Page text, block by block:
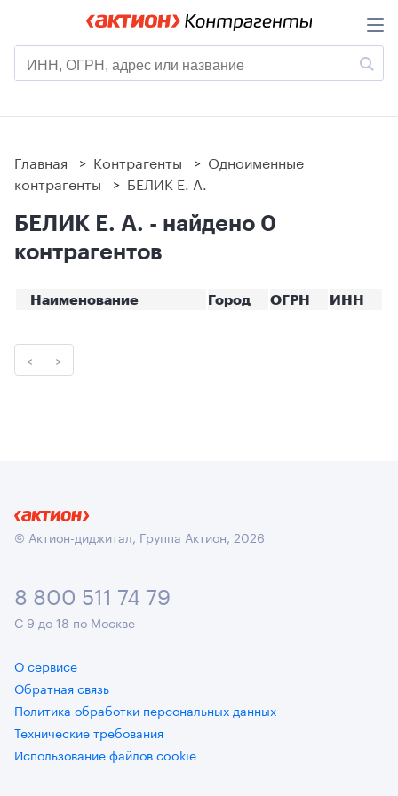
Главная > Контрагенты > Одноименные
контрагенты > БЕЛИК Е. А.
БЕЛИК Е. А. - найдено 0
контрагентов
Наименование Город ОГРН ИНН
< >
© Актион-диджитал, Группа Актион, 2026
8 800 511 74 79
С 9 до 18 по Москве
О сервисе
Обратная связь
Политика обработки персональных данных
Технические требования
Использование файлов cookie